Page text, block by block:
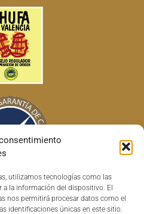
utilizamos tecnologías como las
a la información del dispositivo. El
nos permitirá procesar datos como el
identificaciones únicas en este sitio.